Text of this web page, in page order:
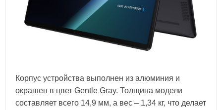
Корпус устройства выполнен из алюминия и
окрашен в цвет Gentle Gray. Толщина модели
составляет всего 14,9 мм, а вес – 1,34 кг, что делает